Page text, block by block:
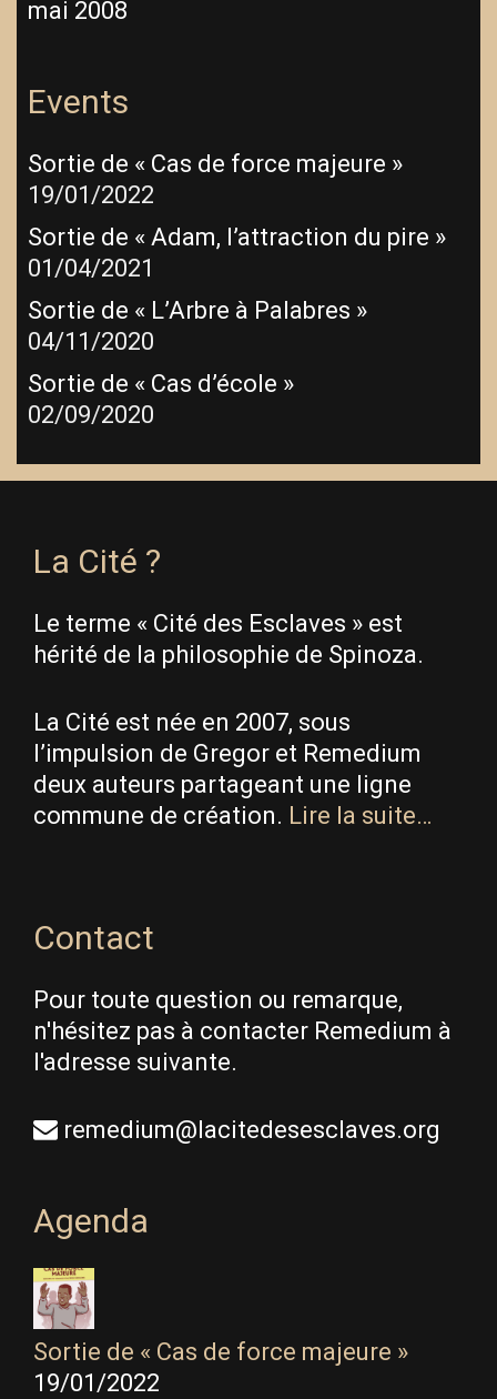
mai 2008
Events
Sortie de « Cas de force majeure »
19/01/2022
Sortie de « Adam, l’attraction du pire »
01/04/2021
Sortie de « L’Arbre à Palabres »
04/11/2020
Sortie de « Cas d’école »
02/09/2020
La Cité ?
Le terme « Cité des Esclaves » est
hérité de la philosophie de Spinoza.
La Cité est née en 2007, sous
l’impulsion de Gregor et Remedium
deux auteurs partageant une ligne
commune de création. Lire la suite…
Contact
Pour toute question ou remarque,
n'hésitez pas à contacter Remedium à
l'adresse suivante.
remedium@lacitedesesclaves.org
Agenda
Sortie de « Cas de force majeure »
19/01/2022